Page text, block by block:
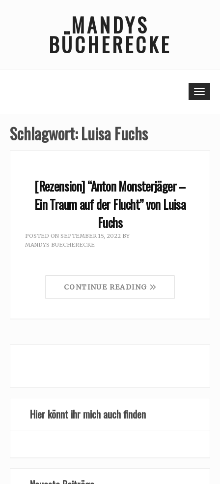
MANDYS
BÜCHERECKE
Schlagwort:Luisa Fuchs
[Rezension] “Anton Monsterjäger –
Ein Traum auf der Flucht” von Luisa
Fuchs
POSTED ON SEPTEMBER 15, 2022 BY
MANDYS BUECHERECKE
CONTINUE READING
Hier könnt ihr mich auch finden